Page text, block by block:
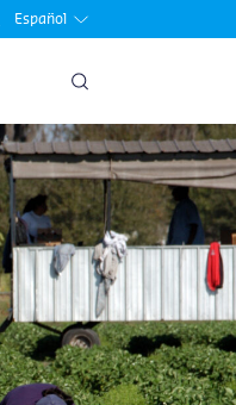
Español